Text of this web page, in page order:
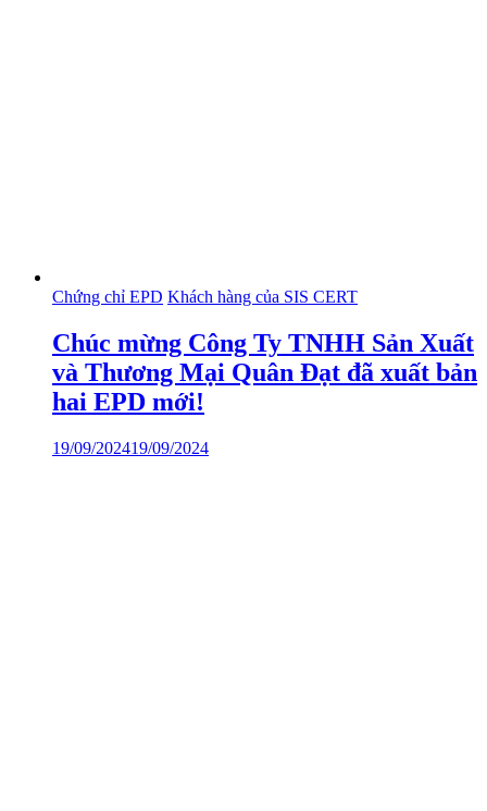
Chứng chỉ EPD Khách hàng của SIS CERT
Chúc mừng Công Ty TNHH Sản Xuất
và Thương Mại Quân Đạt đã xuất bản
hai EPD mới!
19/09/202419/09/2024